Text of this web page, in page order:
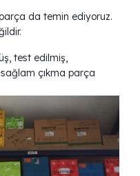
da temin ediyoruz.
test edilmiş,
sağlam çıkma parça